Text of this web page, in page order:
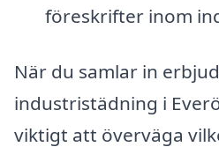
föreskrifter inom
När du samlar in
industristädning i
viktigt att överväga